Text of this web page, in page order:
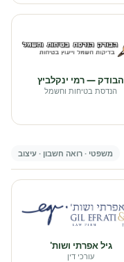
הבודק — רמי ינקלביץ
הנדסת בטיחות וחשמל
משפטי · רואה חשבון · עיצוב
גיל אפרתי ושות'
עורכי דין